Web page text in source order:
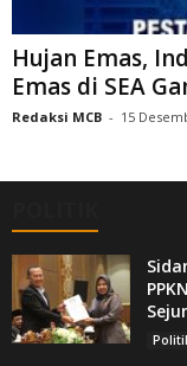
Hujan Emas,
Emas di SEA
Redaksi MCB - 15